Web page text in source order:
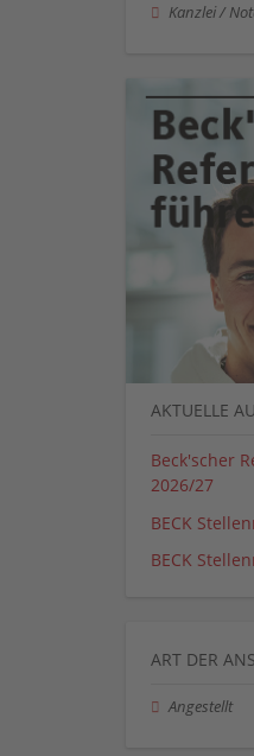
Kanzlei /
AKTUELLE
Beck'scher
2026/27
BECK
BECK
ART DER
Angestellt